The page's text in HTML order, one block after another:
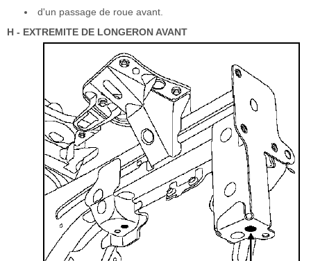
d'un passage de roue avant.
H - EXTREMITE DE LONGERON AVANT